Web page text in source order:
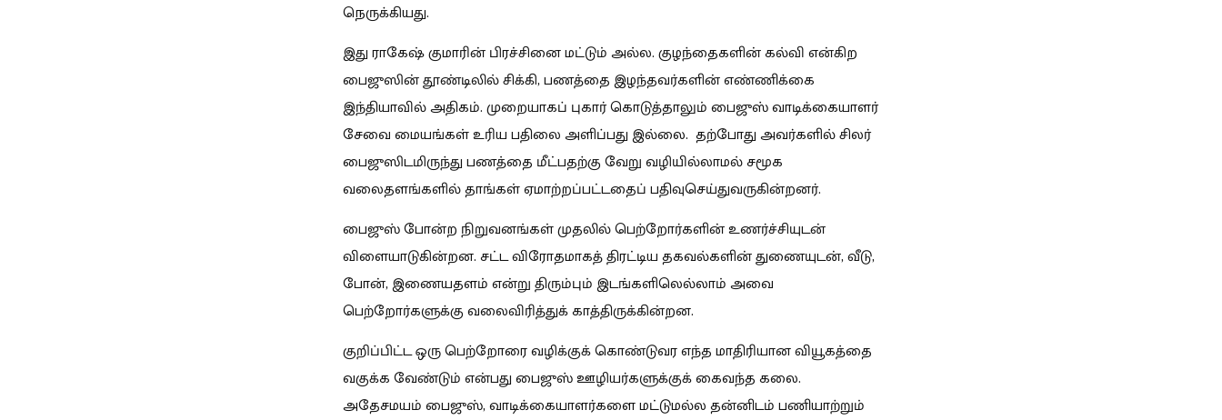
நெருக்கியது.
இது ராகேஷ் குமாரின் பிரச்சினை மட்டும் அல்ல. குழந்தைகளின் கல்வி என்கிற
பைஜுஸின் தூண்டிலில் சிக்கி, பணத்தை இழந்தவர்களின் எண்ணிக்கை
இந்தியாவில் அதிகம். முறையாகப் புகார் கொடுத்தாலும் பைஜுஸ் வாடிக்கையாளர்
சேவை மையங்கள் உரிய பதிலை அளிப்பது இல்லை. தற்போது அவர்களில் சிலர்
பைஜுஸிடமிருந்து பணத்தை மீட்பதற்கு வேறு வழியில்லாமல் சமூக
வலைதளங்களில் தாங்கள் ஏமாற்றப்பட்டதைப் பதிவுசெய்துவருகின்றனர்.
பைஜுஸ் போன்ற நிறுவனங்கள் முதலில் பெற்றோர்களின் உணர்ச்சியுடன்
விளையாடுகின்றன. சட்ட விரோதமாகத் திரட்டிய தகவல்களின் துணையுடன், வீடு,
போன், இணையதளம் என்று திரும்பும் இடங்களிலெல்லாம் அவை
பெற்றோர்களுக்கு வலைவிரித்துக் காத்திருக்கின்றன.
குறிப்பிட்ட ஒரு பெற்றோரை வழிக்குக் கொண்டுவர எந்த மாதிரியான வியூகத்தை
வகுக்க வேண்டும் என்பது பைஜுஸ் ஊழியர்களுக்குக் கைவந்த கலை.
அதேசமயம் பைஜுஸ், வாடிக்கையாளர்களை மட்டுமல்ல தன்னிடம் பணியாற்றும்